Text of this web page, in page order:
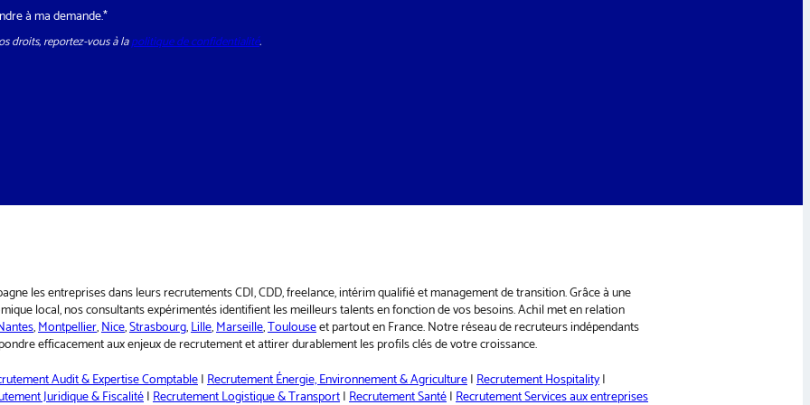
à ma demande.*
droits, reportez-vous à lapolitique de confidentialité.
les entreprises dans leurs recrutements CDI, CDD, freelance, intérim qualifié et management de transition. Grâce à une
local, nos consultants expérimentés identifient les meilleurs talents en fonction de vos besoins. Achil met en relation
,Montpellier,Nice,Strasbourg,Lille,Marseille,Toulouseet partout en France. Notre réseau de recruteurs indépendants
efficacement aux enjeux de recrutement et attirer durablement les profils clés de votre croissance.
Audit & Expertise Comptable|Recrutement Énergie, Environnement & Agriculture|Recrutement Hospitality|
Juridique & Fiscalité|Recrutement Logistique & Transport|Recrutement Santé|Recrutement Services aux entreprises